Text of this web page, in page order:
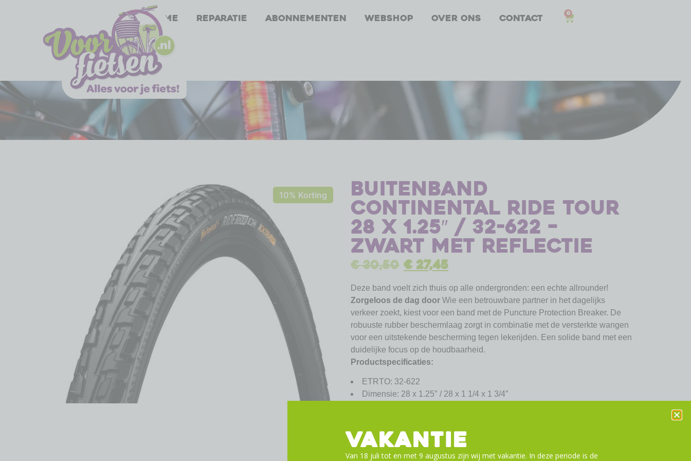
Home Reparatie Abonnementen Webshop Over ons Contact 0
10% Korting Buitenband
Continental Ride Tour
28 x 1.25″ / 32-622 –
zwart met reflectie
€30,50 €27,45
Deze band voelt zich thuis op alle ondergronden: een echte allrounder!
Zorgeloos de dag door Wie een betrouwbare partner in het dagelijks
verkeer zoekt, kiest voor een band met de Puncture Protection Breaker. De
robuuste rubber beschermlaag zorgt in combinatie met de versterkte wangen
voor een uitstekende bescherming tegen lekerijden. Een solide band met een
duidelijke focus op de houdbaarheid.
Productspecificaties:
ETRTO: 32-622
Dimensie: 28 x 1.25″ / 28 x 1 1/4 x 1 3/4″
TPI: 3/180
Gewicht: 640 gram
PSI: 80
VAKANTIE
Van 18 juli tot en met 9 augustus zijn wij met vakantie. In deze periode is de